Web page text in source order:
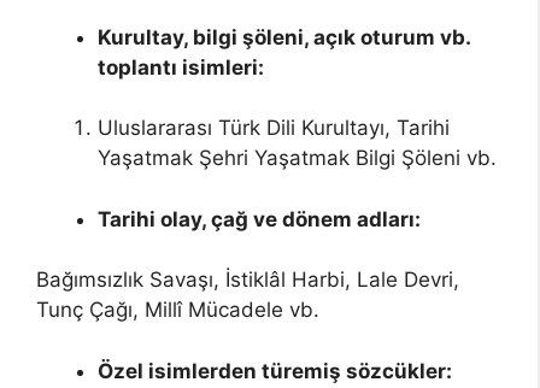
Kurultay, bilgi şöleni, açık oturum vb.
toplantı isimleri:
Uluslararası Türk Dili Kurultayı, Tarihi
Yaşatmak Şehri Yaşatmak Bilgi Şöleni vb.
Tarihi olay, çağ ve dönem adları:
Bağımsızlık Savaşı, İstiklâl Harbi, Lale Devri,
Tunç Çağı, Millî Mücadele vb.
Özel isimlerden türemiş sözcükler: